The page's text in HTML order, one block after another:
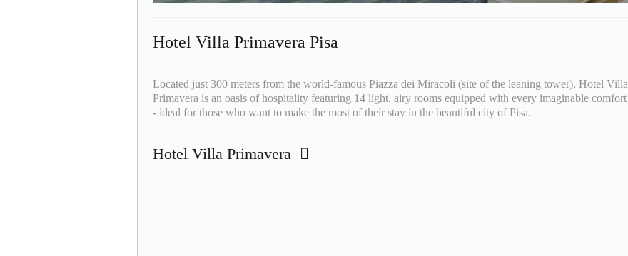
Hotel Villa Primavera Pisa
Located just 300 meters from the world-famous Piazza dei Miracoli (site of the leaning tower), Hotel Villa
Primavera is an oasis of hospitality featuring 14 light, airy rooms equipped with every imaginable comfort
- ideal for those who want to make the most of their stay in the beautiful city of Pisa.
Hotel Villa Primavera